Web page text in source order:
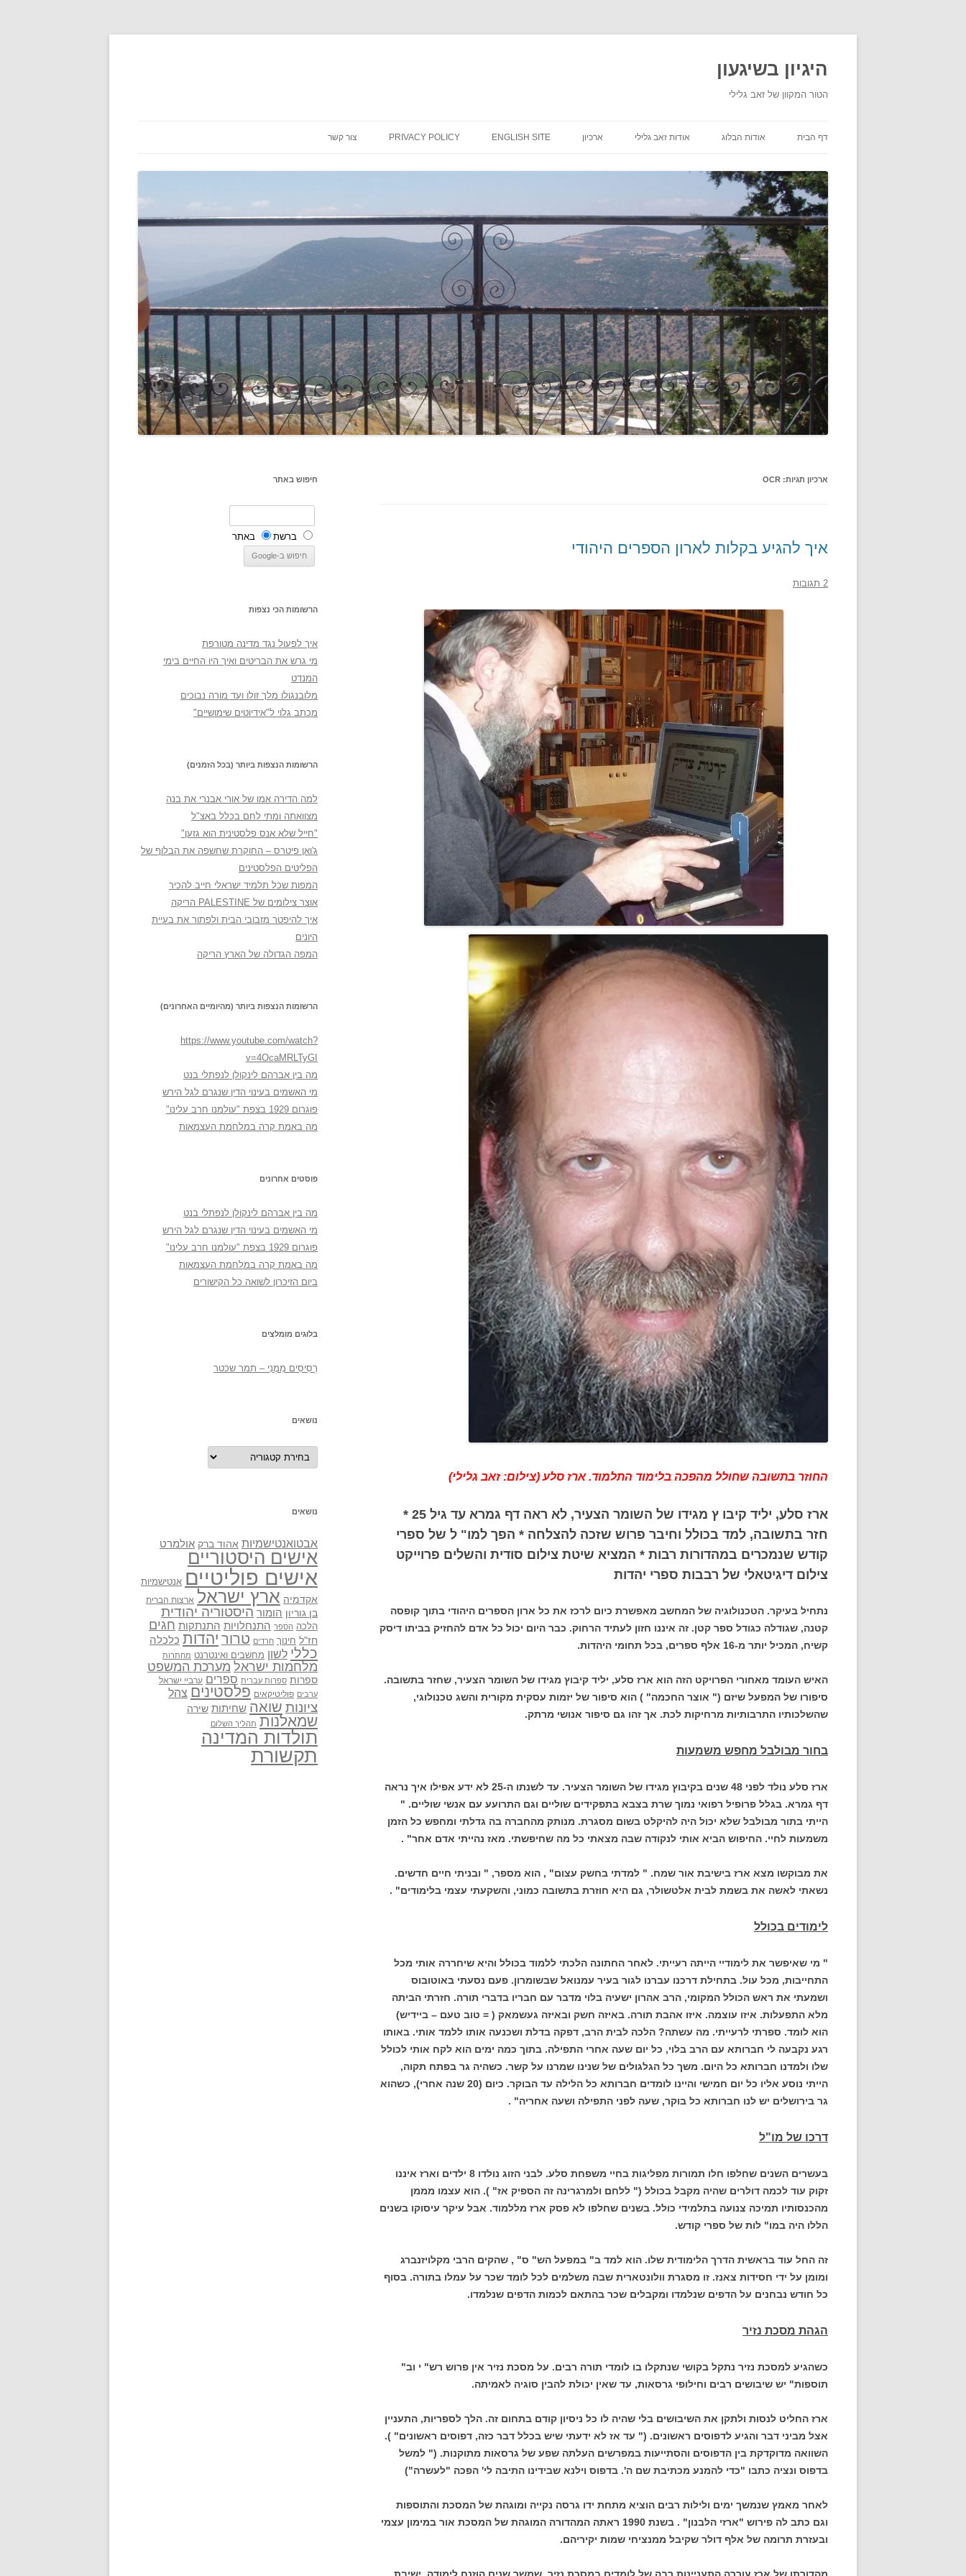
היגיון בשיגעון
הטור המקוון של זאב גלילי
דף הבית אודות הבלוג אודות זאב גלילי ארכיון ENGLISH SITE
PRIVACY POLICY צור קשר
ארכיון תגיות: OCR
איך להגיע בקלות לארון הספרים היהודי
2 תגובות
החוזר בתשובה שחולל מהפכה בלימוד התלמוד. ארז סלע (צילום: זאב גלילי)
ארז סלע, יליד קיבו ץ מגידו של השומר הצעיר, לא ראה דף גמרא עד גיל 25 *
חזר בתשובה, למד בכולל וחיבר פרוש שזכה להצלחה * הפך למו" ל של ספרי
קודש שנמכרים במהדורות רבות * המציא שיטת צילום סודית והשלים פרוייקט
צילום דיגיטאלי של רבבות ספרי יהדות
נתחיל בעיקר. הטכנולוגיה של המחשב מאפשרת כיום לרכז את כל ארון הספרים היהודי בתוך קופסה
קטנה, שגודלה כגודל ספר קטן. זה איננו חזון לעתיד הרחוק. כבר היום יכול כל אדם להחזיק בביתו דיסק
קשיח, המכיל יותר מ-16 אלף ספרים, בכל תחומי היהדות.
האיש העומד מאחורי הפרויקט הזה הוא ארז סלע, יליד קיבוץ מגידו של השומר הצעיר, שחזר בתשובה.
סיפורו של המפעל שיזם (" אוצר החכמה" ) הוא סיפור של יזמות עסקית מקורית והשג טכנולוגי,
שהשלכותיו התרבותיות מרחיקות לכת. אך זהו גם סיפור אנושי מרתק.
בחור מבולבל מחפש משמעות
ארז סלע נולד לפני 48 שנים בקיבוץ מגידו של השומר הצעיר. עד לשנתו ה-25 לא ידע אפילו איך נראה
דף גמרא. בגלל פרופיל רפואי נמוך שרת בצבא בתפקידים שוליים וגם התרועע עם אנשי שוליים. "
הייתי בתור מבולבל שלא יכול היה להיקלט בשום מסגרת. מנותק מהחברה בה גדלתי ומחפש כל הזמן
משמעות לחיי. החיפוש הביא אותי לנקודה שבה מצאתי כל מה שחיפשתי. מאז נהייתי אדם אחר" .
את מבוקשו מצא ארז בישיבת אור שמח. " למדתי בחשק עצום" , הוא מספר, " ובניתי חיים חדשים.
נשאתי לאשה את בשמת לבית אלטשולר, גם היא חוזרת בתשובה כמוני, והשקעתי עצמי בלימודים" .
לימודים בכולל
" מי שאיפשר את לימודיי הייתה רעייתי. לאחר החתונה הלכתי ללמוד בכולל והיא שיחררה אותי מכל
התחייבות, מכל עול. בתחילת דרכנו עברנו לגור בעיר עמנואל שבשומרון. פעם נסעתי באוטובוס
ושמעתי את ראש הכולל המקומי, הרב אהרון ישעיה בלוי מדבר עם חבריו בדברי תורה. חזרתי הביתה
מלא התפעלות. איזו עוצמה. איזו אהבת תורה. באיזה חשק ובאיזה געשמאק ( = טוב טעם – ביידיש)
הוא לומד. ספרתי לרעייתי. מה עשתה? הלכה לבית הרב, דפקה בדלת ושכנעה אותו ללמד אותי. באותו
רגע נקבעה לי חברותא עם הרב בלוי, כל יום שעה אחרי התפילה. בתוך כמה ימים הוא לקח אותי לכולל
שלו ולמדנו חברותא כל היום. משך כל הגלגולים של שנינו שמרנו על קשר. כשהיה גר בפתח תקוה,
הייתי נוסע אליו כל יום חמישי והיינו לומדים חברותא כל הלילה עד הבוקר. כיום (20 שנה אחרי), כשהוא
גר בירושלים יש לנו חברותא כל בוקר, שעה לפני התפילה ושעה אחריה" .
דרכו של מו"ל
בעשרים השנים שחלפו חלו תמורות מפליגות בחיי משפחת סלע. לבני הזוג נולדו 8 ילדים וארז איננו
זקוק עוד לכמה דולרים שהיה מקבל בכולל (" ללחם ולמרגרינה זה הספיק אז" ). הוא עצמו מממן
מהכנסותיו תמיכה צנועה בתלמידי כולל. בשנים שחלפו לא פסק ארז מללמוד. אבל עיקר עיסוקו בשנים
הללו היה במו" לות של ספרי קודש.
זה החל עוד בראשית הדרך הלימודית שלו. הוא למד ב" במפעל הש" ס" , שהקים הרבי מקלויזנברג
ומומן על ידי חסידות צאנז. זו מסגרת וולונטארית שבה משלמים לכל לומד שכר על עמלו בתורה. בסוף
כל חודש נבחנים על הדפים שנלמדו ומקבלים שכר בהתאם לכמות הדפים שנלמדו.
הגהת מסכת נזיר
כשהגיע למסכת נזיר נתקל בקושי שנתקלו בו לומדי תורה רבים. על מסכת נזיר אין פרוש רש" י וב"
תוספות" יש שיבושים רבים וחילופי גרסאות, עד שאין יכולת להבין סוגיה לאמיתה.
ארז החליט לנסות ולתקן את השיבושים בלי שהיה לו כל ניסיון קודם בתחום זה. הלך לספריות, התעניין
אצל מביני דבר והגיע לדפוסים ראשונים. (" עד אז לא ידעתי שיש בכלל דבר כזה, דפוסים ראשונים" ).
השוואה מדוקדקת בין הדפוסים והסתייעות במפרשים העלתה שפע של גרסאות מתוקנות. (" למשל
בדפוס ונציה כתבו "כדי להמנע מכתיבת שם ה'. בדפוס וילנא שבידינו התיבה לי' הפכה "לעשרה")
לאחר מאמץ שנמשך ימים ולילות רבים הוציא מתחת ידו גרסה נקייה ומוגהת של המסכת והתוספות
וגם כתב לה פירוש "ארזי הלבנון" . בשנת 1990 ראתה המהדורה המוגהת של המסכת אור במימון עצמי
ובעזרת תרומה של אלף דולר שקיבל ממנציחי שמות יקיריהם.
חיפוש באתר
ברשת באתר
הרשומות הכי נצפות
איך לפעול נגד מדינה מטורפת
מי גרש את הבריטים ואיך היו החיים בימי
המנדט
מלובנגולו מלך זולו ועד מורה נבוכים
מכתב גלוי ל"אידיוטים שימושיים"
הרשומות הנצפות ביותר (בכל הזמנים)
למה הדירה אמו של אורי אבנרי את בנה
מצוואתה ומתי לחם בכלל באצ"ל
"חייל שלא אנס פלסטינית הוא גזען"
ג'ואן פיטרס – החוקרת שחשפה את הבלוף של
הפליטים הפלסטינים
המפות שכל תלמיד ישראלי חייב להכיר
אוצר צילומים של PALESTINE הריקה
איך להיפטר מזבובי הבית ולפתור את בעיית
היונים
המפה הגדולה של הארץ הריקה
הרשומות הנצפות ביותר (מהיומיים האחרונים)
https://www.youtube.com/watch?
v=4OcaMRLTyGI
מה בין אברהם לינקולן לנפתלי בנט
מי האשמים בעינוי הדין שנגרם לגל הירש
פוגרום 1929 בצפת "עולמנו חרב עלינו"
מה באמת קרה במלחמת העצמאות
פוסטים אחרונים
מה בין אברהם לינקולן לנפתלי בנט
מי האשמים בעינוי הדין שנגרם לגל הירש
פוגרום 1929 בצפת "עולמנו חרב עלינו"
מה באמת קרה במלחמת העצמאות
ביום הזיכרון לשואה כל הקישורים
בלוגים מומלצים
רְסִיסִים מִמֶנִי – תמר שכטר
נושאים
נושאים
נושאים
אבטואנטישמיות אהוד ברק אולמרט
אישים היסטוריים
אישים פוליטיים אנטישמיות
אקדמיה ארץ ישראל ארצות הברית
בן גוריון הומור היסטוריה יהודית
הלכה הספר התנחלויות התנתקות חגים
חז"ל חינוך חרדים טרור יהדות כלכלה
כללי לשון מחשבים ואינטרנט מחתרות
מלחמות ישראל מערכת המשפט
ספרות ספרות עברית ספרים ערביי ישראל
ערבים פוליטיקאים פלסטינים צהל
ציונות שואה שחיתות שירה
שמאלנות תהליך השלום
תולדות המדינה
תקשורת